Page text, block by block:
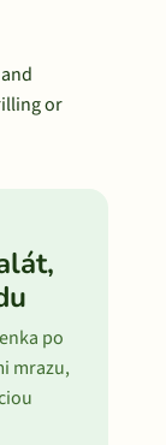
or
po
mrazu,